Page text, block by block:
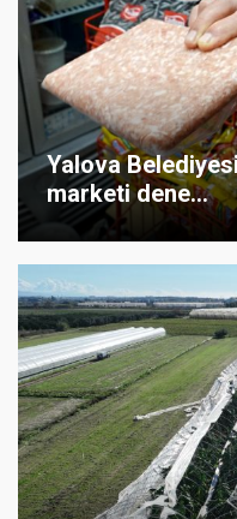
Yalova
marketi dene...